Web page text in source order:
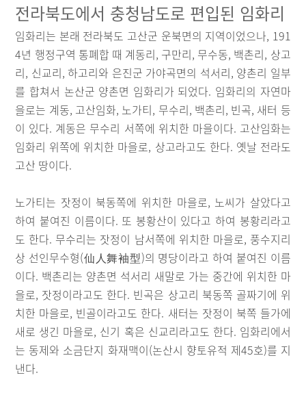
전라북도에서 충청남도로 편입된 임화리
임화리는 본래 전라북도 고산군 운북면의 지역이었으나, 191
4년 행정구역 통폐합 때 계동리, 구만리, 무수동, 백촌리, 상고
리, 신교리, 하고리와 은진군 가야곡면의 석서리, 양촌리 일부
를 합쳐서 논산군 양촌면 임화리가 되었다. 임화리의 자연마
을로는 계동, 고산임화, 노가티, 무수리, 백촌리, 빈곡, 새터 등
이 있다. 계동은 무수리 서쪽에 위치한 마을이다. 고산임화는
임화리 위쪽에 위치한 마을로, 상고라고도 한다. 옛날 전라도
고산 땅이다.
노가티는 잣정이 북동쪽에 위치한 마을로, 노씨가 살았다고
하여 붙여진 이름이다. 또 봉황산이 있다고 하여 봉황리라고
도 한다. 무수리는 잣정이 남서쪽에 위치한 마을로, 풍수지리
상 선인무수형(仙人舞袖型)의 명당이라고 하여 붙여진 이름
이다. 백촌리는 양촌면 석서리 새말로 가는 중간에 위치한 마
을로, 잣정이라고도 한다. 빈곡은 상고리 북동쪽 골짜기에 위
치한 마을로, 빈골이라고도 한다. 새터는 잣정이 북쪽 들가에
새로 생긴 마을로, 신기 혹은 신교리라고도 한다. 임화리에서
는 동제와 소금단지 화재맥이(논산시 향토유적 제45호)를 지
낸다.